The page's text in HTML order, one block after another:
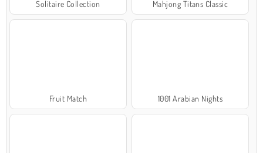
Solitaire Collection Mahjong Titans Classic
Fruit Match 1001 Arabian Nights